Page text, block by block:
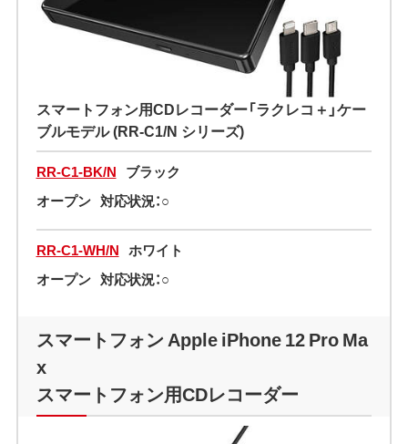
スマートフォン用CDレコーダー「ラクレコ＋」ケー
ブルモデル (RR-C1/N シリーズ)
RR-C1-BK/N ブラック
オープン 対応状況：○
RR-C1-WH/N ホワイト
オープン 対応状況：○
スマートフォン Apple iPhone 12 Pro Ma
x
スマートフォン用CDレコーダー